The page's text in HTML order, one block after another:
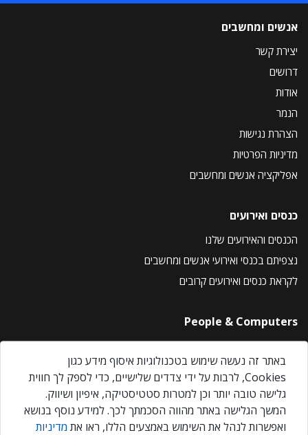
אנשים ומחשבים
יצירת קשר
דרושים
אודות
הנמר
הצהרת נגישות
מדיניות הפרטיות
אפליקציה אנשים ומחשבים
כנסים ואירועים
הכנסים והאירועים שלנו
נצפיתם בכנסי ואירועי אנשים ומחשבים
לקראת כנסים ואירועים קרובים
People & Computers
About Us
Privacy Policy
Contact Us
Our Events
באתר זה נעשה שימוש בטכנולוגיות איסוף מידע כגון
Cookies, לרבות על ידי צדדים שלישיים, כדי לספק לך חווית
גלישה טובה יותר וכן למטרות סטטיסטיקה, איפיון ושיווק.
המשך הגלישה באתר מהווה הסכמתך לכך. למידע נוסף בנושא
ואפשרות לנהל את השימוש באמצעים הללו, ראו את מדיניות